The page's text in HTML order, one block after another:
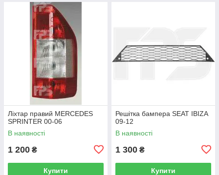
Ліхтар правий MERCEDES
SPRINTER 00-06
В наявності
1 200 ₴
Купити
Решітка бампера SEAT IBIZA
09-12
В наявності
1 300 ₴
Купити